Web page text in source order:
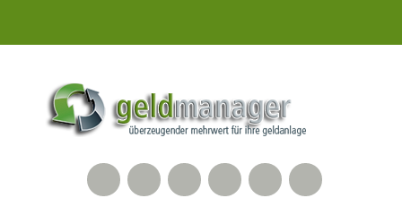
Facebook
500px
LinkedIn
Xing
RSS Feed